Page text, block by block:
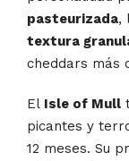
pasteurizada,
textura
cheddars más
El Isle of Mull
picantes y
12 meses. Su